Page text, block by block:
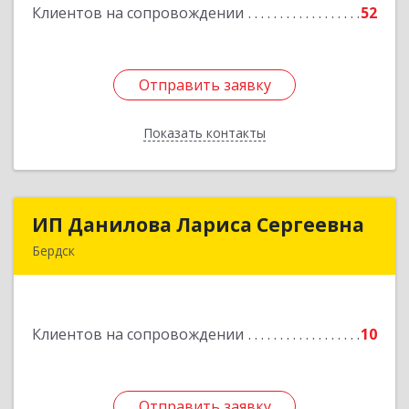
Клиентов на сопровождении 52
Отправить заявку
Показать контакты
Подробнее
Отправить заявку
Назад
ИП Данилова Лариса Сергеевна
Бердск
Клиентов на сопровождении 10
ИП Данилова Лариса Сергеевна
Подробнее